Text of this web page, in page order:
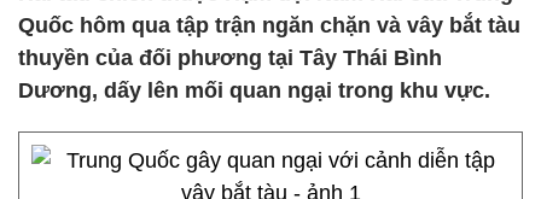
Quốc hôm qua tập trận ngăn chặn và vây bắt tàu
thuyền của đối phương tại Tây Thái Bình
Dương, dấy lên mối quan ngại trong khu vực.